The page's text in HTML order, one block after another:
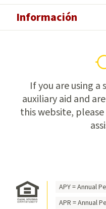
Información
If you are using
auxiliary aid and
this website,
APY = Annual
APR = Annual